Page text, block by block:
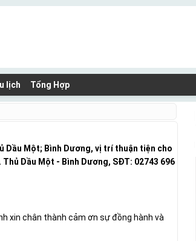
lịch Tổng Hợp
Dầu Một; Bình Dương, vị trí thuận tiện cho
Dầu Một - Bình Dương, SĐT: 02743 696
xin chân thành cảm ơn sự đồng hành và